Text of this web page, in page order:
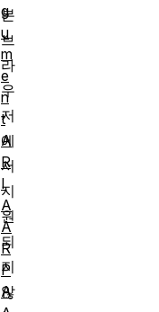
본
브
라
우
저
에
서
지
원
되
지
않
g
u
m
e
n
t
A
R
I
A
A
R
P
A